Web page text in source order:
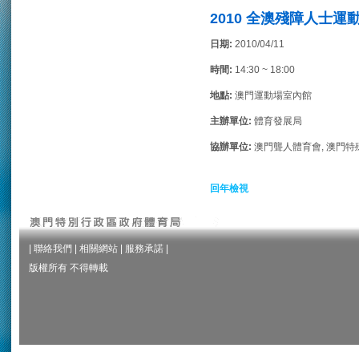
2010 全澳殘障人士運
日期: 2010/04/11
時間: 14:30 ~ 18:00
地點: 澳門運動場室內館
主辦單位: 體育發展局
協辦單位: 澳門聾人體育會, 澳門
回年檢視
聯絡我們 相關網站 服務承諾
版權所有 不得轉載